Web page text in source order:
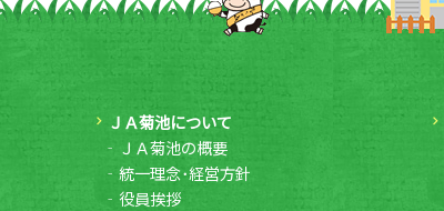
ＪＡ菊池について
ＪＡ菊池の概要
統一理念･経営方針
役員挨拶